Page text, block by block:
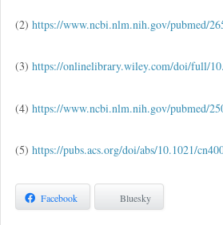
(2) https://www.ncbi.nlm.nih.gov/pubmed/
(3) https://onlinelibrary.wiley.com/doi/full/
(4) https://www.ncbi.nlm.nih.gov/pubmed/
(5) https://pubs.acs.org/doi/abs/10.1021/
Facebook Bluesky